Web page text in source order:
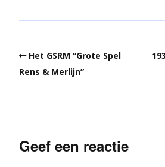
Het GSRM “Grote Spel
Rens & Merlijn”
Geef een reactie